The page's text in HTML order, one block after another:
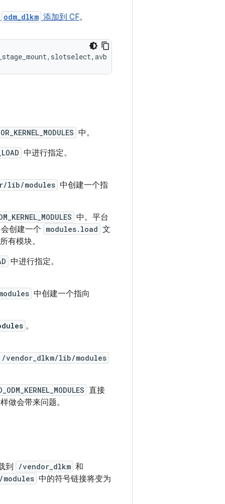
odm_dlkm 添加到 CF。
中。
中进行指定。
lib/modules 中创建一个指
中。平台
创建一个 modules.load 文
有模块。
中进行指定。
中创建一个指向
。
/vendor_dlkm/lib/modules
直接
做会带来问题。
到 /vendor_dlkm 和
中的符号链接将变为